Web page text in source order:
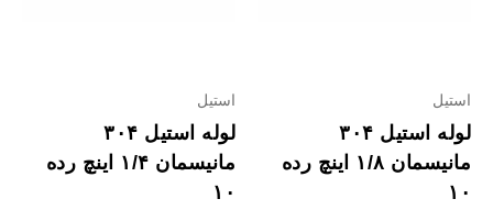
استیل
لوله استیل ۳۰۴
مانیسمان ۱/۸ اینچ رده
۱۰
استیل
لوله استیل ۳۰۴
مانیسمان ۱/۴ اینچ رده
۱۰